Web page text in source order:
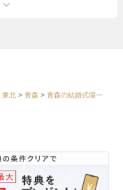
東北 青森
青森の結婚式場一